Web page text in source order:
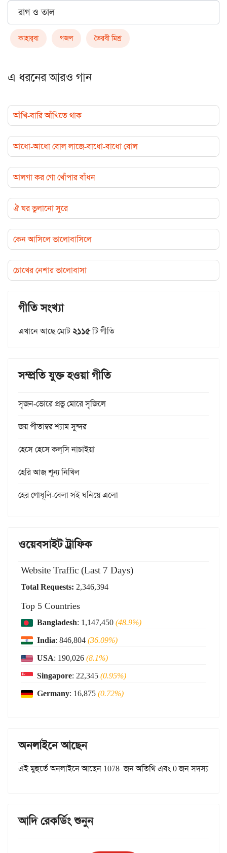
রাগ ও তাল
কাহার্‌বা গজল ভৈরবী মিশ্র
এ ধরনের আরও গান
আঁখি-বারি আঁখিতে থাক
আধো-আধো বোল লাজে-বাধো-বাধো বোল
আলগা কর গো খোঁপার বাঁধন
ঐ ঘর ভুলানো সুরে
কেন আসিলে ভালোবাসিলে
চোখের নেশার ভালোবাসা
গীতি সংখ্যা
এখানে আছে মোট২১১৫টি গীতি
সম্প্রতি যুক্ত হওয়া গীতি
সৃজন-ভোরে প্রভু মোরে সৃজিলে
জয় পীতাম্বর শ্যাম সুন্দর
হেসে হেসে কল্‌সি নাচাইয়া
হেরি আজ শূন্য নিখিল
হের গোধূলি-বেলা সই ঘনিয়ে এলো
ওয়েবসাইট ট্রাফিক
Website Traffic (Last 7 Days)
Total Requests: 2,346,394
Top 5 Countries
Bangladesh: 1,147,450(48.9%)
India: 846,804(36.09%)
USA: 190,026(8.1%)
Singapore: 22,345(0.95%)
Germany: 16,875(0.72%)
অনলাইনে আছেন
এই মুহুর্তে অনলাইনে আছেন 1078 জন অতিথি এবং 0 জন সদস্য
আদি রেকর্ডিং শুনুন